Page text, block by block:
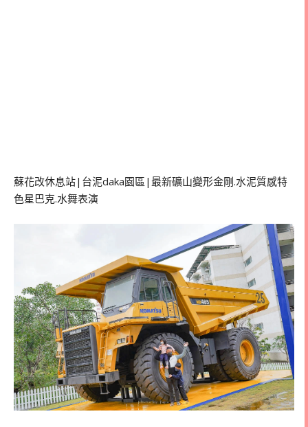
蘇花改休息站|台泥daka園區|最新礦山變形金剛.水泥質感特
色星巴克.水舞表演